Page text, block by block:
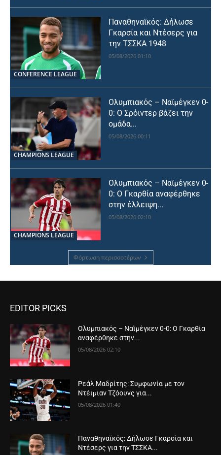
CONFERENCE LEAGUE
Παναθηναϊκός: Δήλωσε
Γκαρσία και Ντέσερς για
την ΤΣΣΚΑ 1948
05/08/2026 01:10
CHAMPIONS LEAGUE
Ολυμπιακός – Ναϊμέγκεν 0-
0: Ο Σρόιντερ βάζει την
ομάδα...
05/08/2026 00:11
CHAMPIONS LEAGUE
Ολυμπιακός – Ναϊμέγκεν 0-
0: Ο Γκαρθία αναφέρθηκε
στην έλλειψη...
05/08/2026 02:10
Φόρτωση περισσοτέρων
EDITOR PICKS
Ολυμπιακός – Ναϊμέγκεν 0-0: Ο Γκαρθία
αναφέρθηκε στην...
05/08/2026 02:10
Ρεάλ Μαδρίτης: Συμφωνία με τον
Ντέιμιαν Τζόουνς για...
05/08/2026 01:40
Παναθηναϊκός: Δήλωσε Γκαρσία και
Ντέσερς για την ΤΣΣΚΑ...